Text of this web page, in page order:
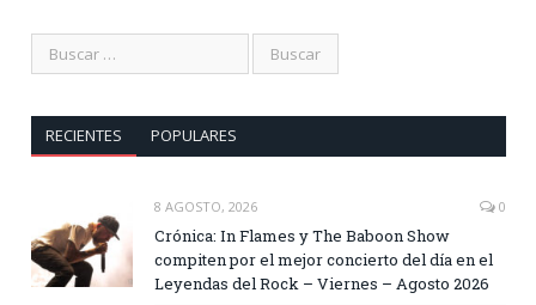
RECIENTES POPULARES
8 AGOSTO, 2026 0
Crónica: In Flames y The Baboon Show
compiten por el mejor concierto del día en el
Leyendas del Rock – Viernes – Agosto 2026